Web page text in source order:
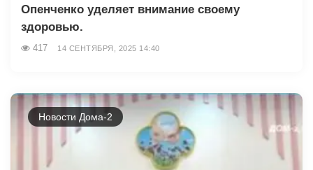
Опенченко уделяет внимание своему
здоровью.
417 14 СЕНТЯБРЯ, 2025 14:40
Новости Дома-2